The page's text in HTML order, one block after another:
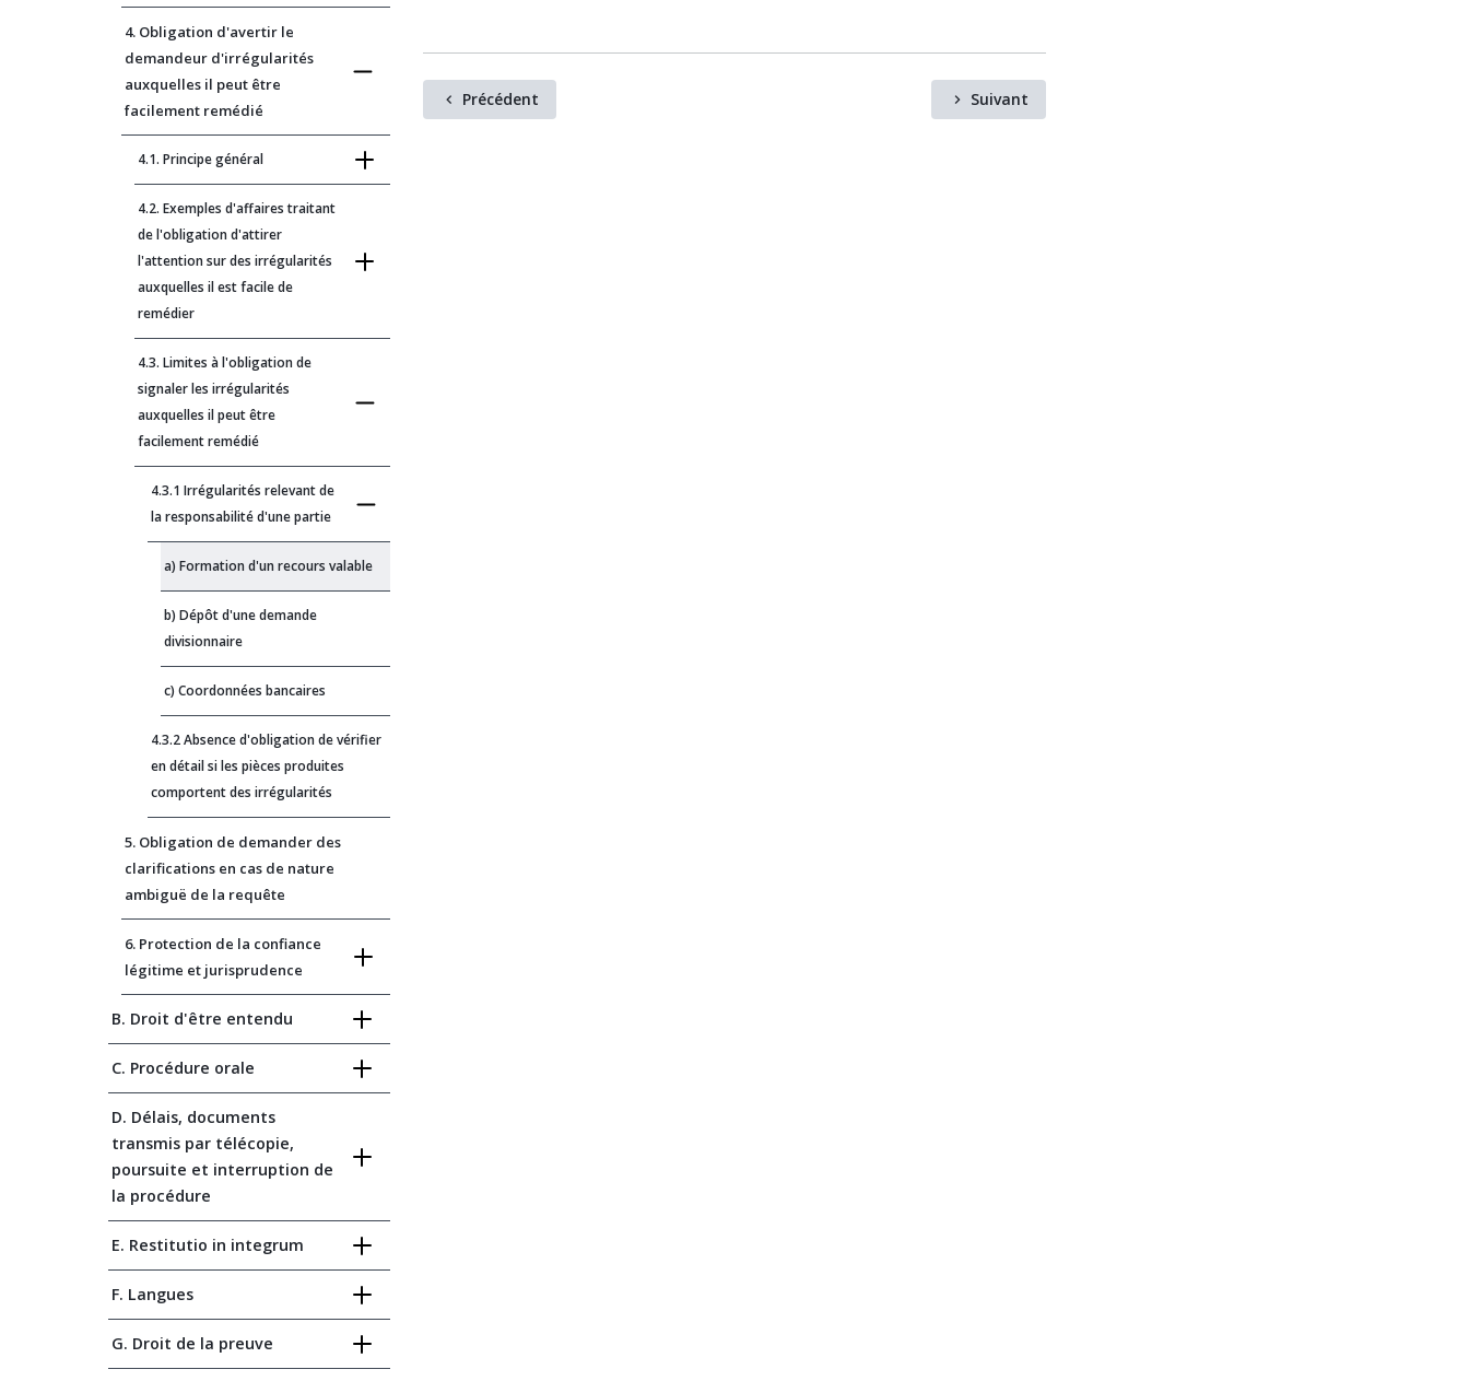
4. Obligation d'avertir le
demandeur d'irrégularités
auxquelles il peut être
facilement remédié
4.1. Principe général
4.2. Exemples d'affaires traitant
de l'obligation d'attirer
l'attention sur des irrégularités
auxquelles il est facile de
remédier
4.3. Limites à l'obligation de
signaler les irrégularités
auxquelles il peut être
facilement remédié
4.3.1 Irrégularités relevant de
la responsabilité d'une partie
a) Formation d'un recours valable
b) Dépôt d'une demande
divisionnaire
c) Coordonnées bancaires
4.3.2 Absence d'obligation de vérifier
en détail si les pièces produites
comportent des irrégularités
5. Obligation de demander des
clarifications en cas de nature
ambiguë de la requête
6. Protection de la confiance
légitime et jurisprudence
B. Droit d'être entendu
C. Procédure orale
D. Délais, documents
transmis par télécopie,
poursuite et interruption de
la procédure
E. Restitutio in integrum
F. Langues
G. Droit de la preuve
Précédent Suivant